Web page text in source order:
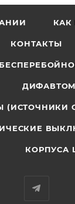
КАК
КОНТАКТЫ
(ИСТОЧНИКИ
КОРПУСА